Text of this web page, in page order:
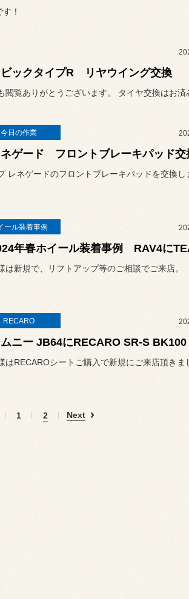
！
ックタイプR リヤウイング交換
今日の作業
ネゲード フロントブレーキパッド交
レネゲードのフロントブレーキパッドを交換し
ール装着事例
は新規で、リフトアップ等のご相談でご来店。
RECARO
ニー JB64にRECARO SR-S BK100
はRECAROシートご購入で新規にご来店頂きま
1 2 Next